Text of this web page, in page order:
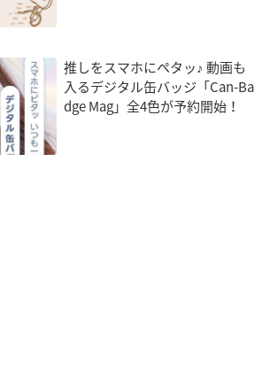
推しをスマホにペタッ♪ 動画も
入るデジタル缶バッジ「Can-Ba
dge Mag」全4色が予約開始！